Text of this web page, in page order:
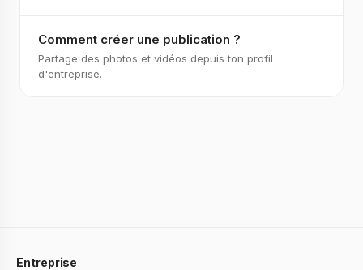
Comment créer une publication ?
Partage des photos et vidéos depuis ton profil
d'entreprise.
Entreprise